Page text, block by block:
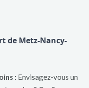
de Metz-Nancy-
: Envisagez-vous un